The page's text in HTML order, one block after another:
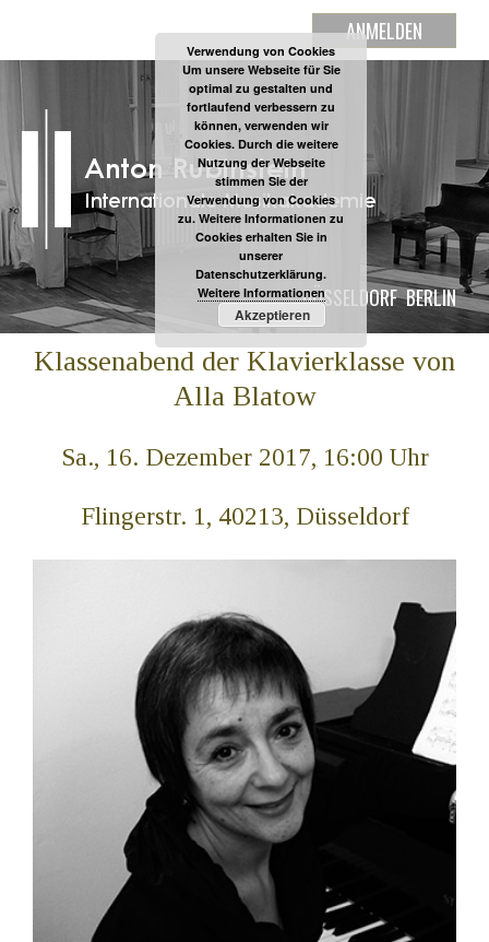
ANMELDEN
DÜSSELDORF BERLIN
Klassenabend der Klavierklasse von
Alla Blatow
Sa., 16. Dezember 2017, 16:00 Uhr
Flingerstr. 1, 40213, Düsseldorf
Verwendung von Cookies
Um unsere Webseite für Sie
optimal zu gestalten und
fortlaufend verbessern zu
können, verwenden wir
Cookies. Durch die weitere
Nutzung der Webseite
stimmen Sie der
Verwendung von Cookies
zu. Weitere Informationen zu
Cookies erhalten Sie in
unserer
Datenschutzerklärung.
Weitere Informationen
Akzeptieren